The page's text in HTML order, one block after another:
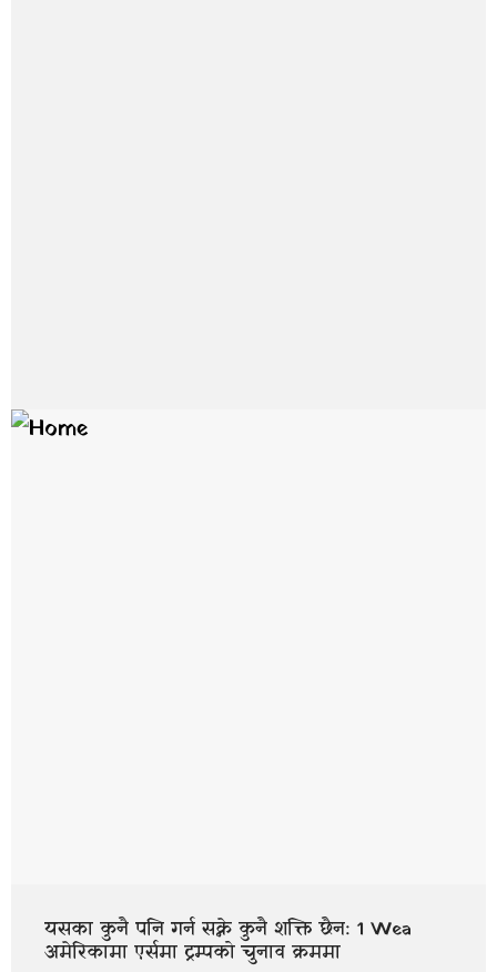
यसका कुनै पनि गर्न सक्ने कुनै शक्ति छैन: 1 Wea
अमेरिकामा एर्समा ट्रम्पको चुनाव क्रममा